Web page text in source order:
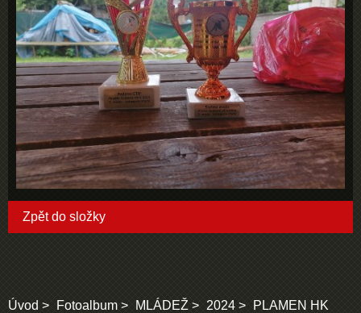
Zpět do složky
Úvod Fotoalbum MLÁDEŽ 2024
PLAMEN HK